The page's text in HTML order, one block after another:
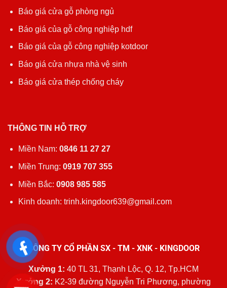
Báo giá cửa gỗ phòng ngủ
Báo giá của gỗ công nghiệp hdf
Báo giá của gỗ công nghiệp kotdoor
Báo giá cửa nhựa nhà vệ sinh
Báo giá cửa thép chống cháy
THÔNG TIN HỖ TRỢ
Miền Nam: 0846 11 27 27
Miền Trung: 0919 707 355
Miền Bắc: 0908 985 585
Kinh doanh: trinh.kingdoor639@gmail.com
CÔNG TY CỔ PHẦN SX - TM - XNK - KINGDOOR
Xưởng 1: 40 TL 31, Thạnh Lộc, Q. 12, Tp.HCM
Xưởng 2: K2-39 đường Nguyễn Tri Phương, phường